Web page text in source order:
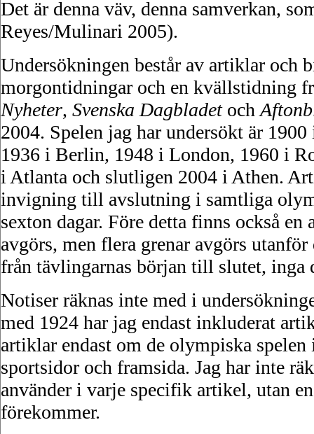
Det är denna väv, denna samverkan,
Reyes/Mulinari 2005).
Undersökningen består av artiklar och
morgontidningar och en kvällstidning
Nyheter, Svenska Dagbladetoch
2004. Spelen jag har undersökt är
1936 i Berlin, 1948 i London, 1960 i
i Atlanta och slutligen 2004 i Athen.
invigning till avslutning i samtliga
sexton dagar. Före detta finns också
avgörs, men flera grenar avgörs
från tävlingarnas början till slutet, inga
Notiser räknas inte med i
med 1924 har jag endast inkluderat
artiklar endast om de olympiska
sportsidor och framsida. Jag har inte
använder i varje specifik artikel, utan
förekommer.